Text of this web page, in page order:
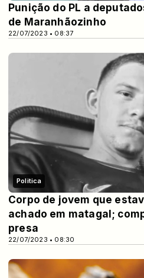
22/07/2023 • 08:37
Punição do PL a
de Maranhãozinho
Politica
22/07/2023 • 08:30
Corpo de jovem que
achado em matagal;
presa